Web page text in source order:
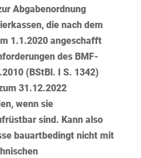
Abgabenordnung
die nach dem
1.1.2020 angeschafft
des BMF-
(BStBl. I S. 1342)
31.12.2022
wenn sie
sind. Kann also
bauartbedingt nicht mit